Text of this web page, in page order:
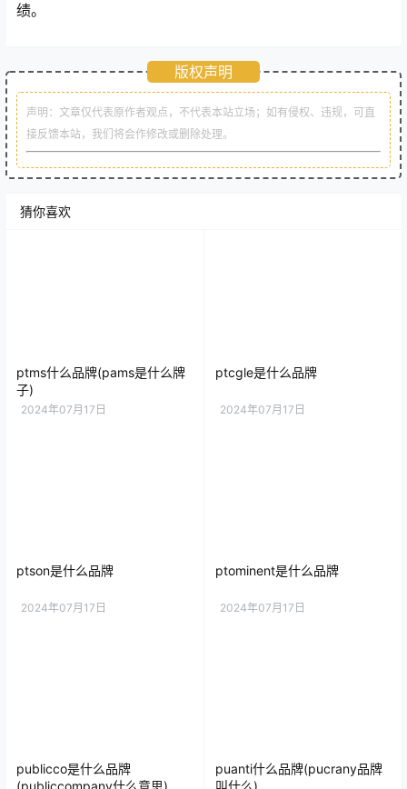
绩。
版权声明
声明：文章仅代表原作者观点，不代表本站立场；如有侵权、违规，可直
接反馈本站，我们将会作修改或删除处理。
猜你喜欢
ptms什么品牌(pams是什么牌
子)
2024年07月17日
ptcgle是什么品牌
2024年07月17日
ptson是什么品牌
2024年07月17日
ptominent是什么品牌
2024年07月17日
publicco是什么品牌
(publiccompany什么意思)
puanti什么品牌(pucrany品牌
叫什么)